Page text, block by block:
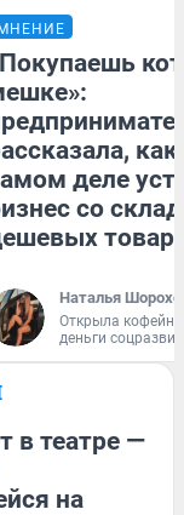
как
деле
со
Наталья
Открыла
деньги
в театре —
на